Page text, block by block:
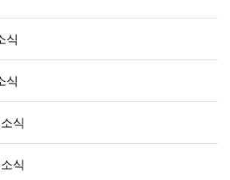
식
식
식
식